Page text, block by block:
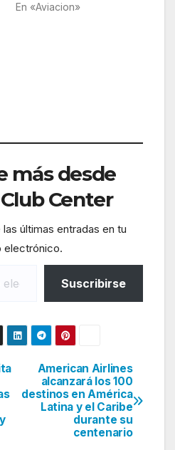
En «Aviacion»
más desde
Center
últimas entradas en tu
electrónico.
Suscribirse
American Airlines
alcanzará los 100
destinos en América
Latina y el Caribe
durante su
centenario